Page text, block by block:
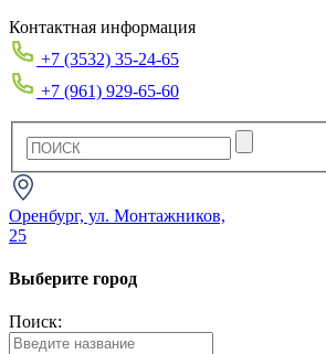
Контактная информация
+7 (3532) 35-24-65
+7 (961) 929-65-60
Оренбург, ул. Монтажников,
25
Выберите город
Поиск: